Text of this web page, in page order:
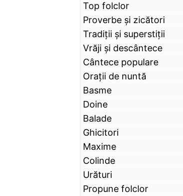
Top folclor
Proverbe și zicători
Tradiții și superstiții
Vrăji și descântece
Cântece populare
Orații de nuntă
Basme
Doine
Balade
Ghicitori
Maxime
Colinde
Urături
Propune folclor